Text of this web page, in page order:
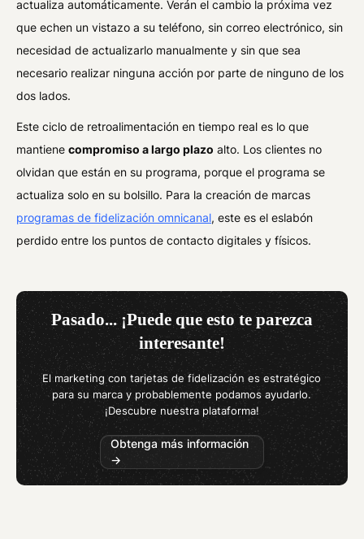
actualiza automáticamente. Verán el cambio la próxima vez
que echen un vistazo a su teléfono, sin correo electrónico, sin
necesidad de actualizarlo manualmente y sin que sea
necesario realizar ninguna acción por parte de ninguno de los
dos lados.
Este ciclo de retroalimentación en tiempo real es lo que
mantienecompromiso a largo plazo alto. Los clientes no
olvidan que están en su programa, porque el programa se
actualiza solo en su bolsillo. Para la creación de marcas
programas de fidelización omnicanal, este es el eslabón
perdido entre los puntos de contacto digitales y físicos.
Pasado... ¡Puede que esto te parezca
interesante!
El marketing con tarjetas de fidelización es estratégico
para su marca y probablemente podamos ayudarlo.
¡Descubre nuestra plataforma!
Obtenga más información
→